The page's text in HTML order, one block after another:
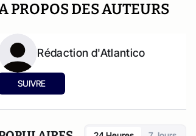
PROPOS DES AUTEURS
Rédaction d'Atlantico
SUIVRE